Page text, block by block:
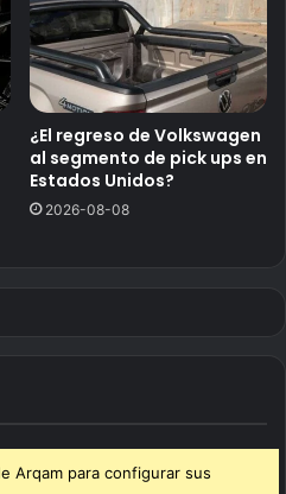
¿El regreso de Volkswagen
al segmento de pick ups en
Estados Unidos?
2026-08-08
Arqam para configurar sus